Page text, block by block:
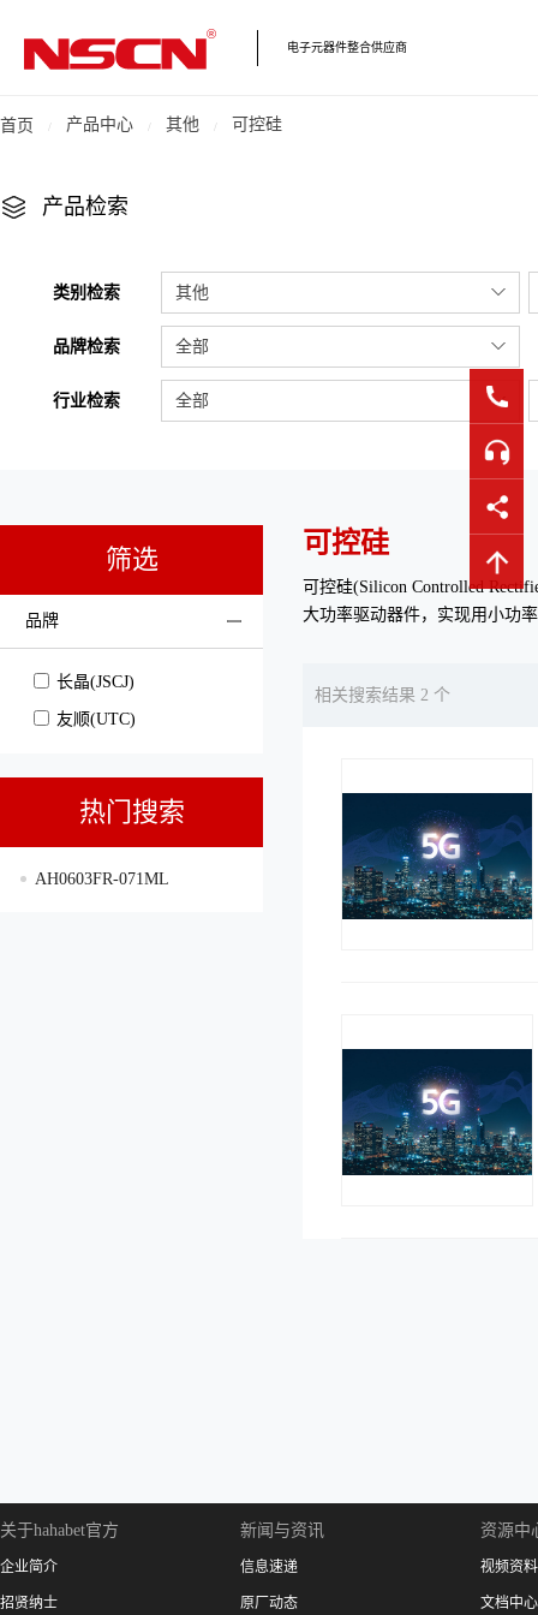
电子元器件整合供应商
首页 产品中心 其他 可控硅
产品检索
类别检索 其他
品牌检索 全部
行业检索 全部
筛选
品牌
长晶(JSCJ)
友顺(UTC)
热门搜索
AH0603FR-071ML
可控硅
可控硅(Silicon Controlled
大功率驱动器件，实现用小功
相关搜索结果 2 个
关于hahabet官方
企业简介
招贤纳士
新闻与资讯
信息速递
原厂动态
资源中
视频资料
文档中心